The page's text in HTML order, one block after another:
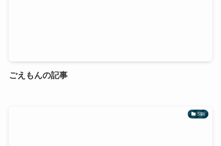
ごえもんの記事
S駒